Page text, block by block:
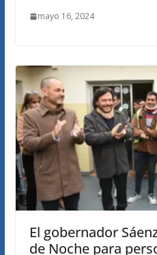
mayo 16, 2024
El gobernador
de Noche para